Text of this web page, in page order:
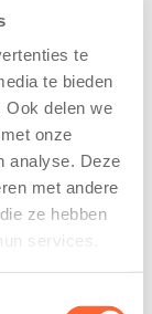
te
te bieden
Ook delen we
onze
analyse. Deze
met andere
ze hebben
services.